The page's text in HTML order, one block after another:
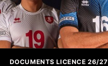
DOCUMENTS LICENCE 26/27